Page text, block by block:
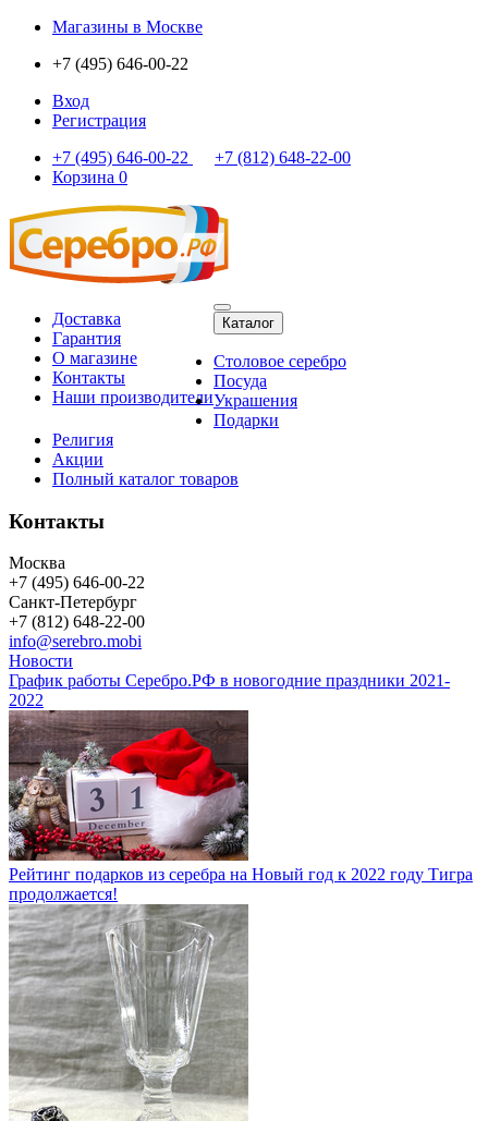
Магазины в Москве
+7 (495) 646-00-22
Вход
Регистрация
+7 (495) 646-00-22
+7 (812) 648-22-00
Корзина 0
Доставка
Гарантия
О магазине
Контакты
Наши производители
Каталог
Столовое серебро
Посуда
Украшения
Подарки
Религия
Акции
Полный каталог товаров
Контакты
Москва
+7 (495) 646-00-22
Санкт-Петербург
+7 (812) 648-22-00
info@serebro.mobi
Новости
График работы Серебро.РФ в новогодние праздники 2021-
2022
Рейтинг подарков из серебра на Новый год к 2022 году Тигра
продолжается!